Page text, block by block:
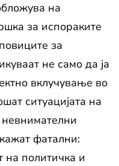
на
за испораките
за
не само да ја
вклучување во
ситуацијата на
фатални:
на политичка и